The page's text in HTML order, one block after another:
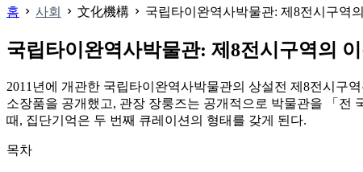
홈 사회 文化機構 국립타이완역사박물관: 제8전시구역
국립타이완역사박물관: 제8전시구역의
2011년에 개관한 국립타이완역사박물관의 상설전 제8전시구
소장품을 공개했고, 관장 장룽즈는 공개적으로 박물관을 「
때, 집단기억은 두 번째 큐레이션의 형태를 갖게 된다.
목차